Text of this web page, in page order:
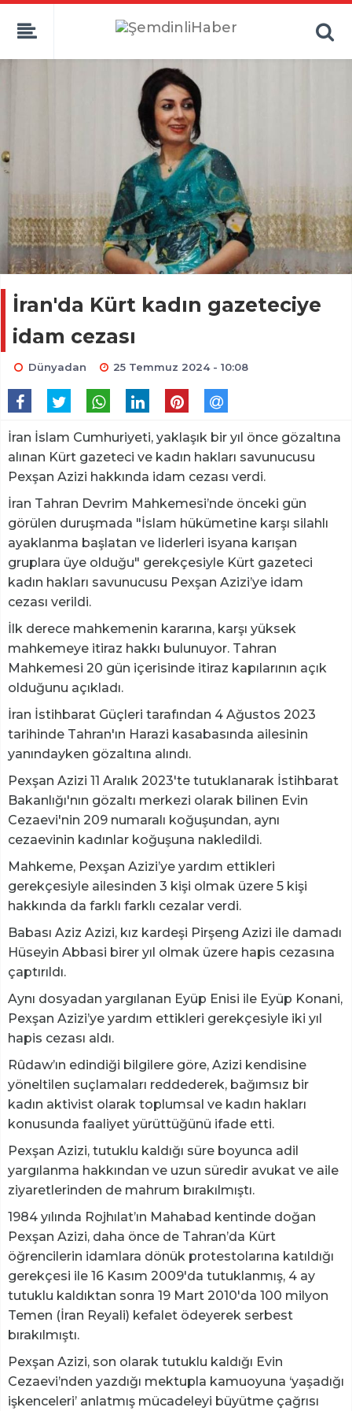
İran'da Kürt kadın gazeteciye
idam cezası
Dünyadan 25 Temmuz 2024 - 10:08
İran İslam Cumhuriyeti, yaklaşık bir yıl önce gözaltına
alınan Kürt gazeteci ve kadın hakları savunucusu
Pexşan Azizi hakkında idam cezası verdi.
İran Tahran Devrim Mahkemesi’nde önceki gün
görülen duruşmada "İslam hükümetine karşı silahlı
ayaklanma başlatan ve liderleri isyana karışan
gruplara üye olduğu" gerekçesiyle Kürt gazeteci
kadın hakları savunucusu Pexşan Azizi’ye idam
cezası verildi.
İlk derece mahkemenin kararına, karşı yüksek
mahkemeye itiraz hakkı bulunuyor. Tahran
Mahkemesi 20 gün içerisinde itiraz kapılarının açık
olduğunu açıkladı.
İran İstihbarat Güçleri tarafından 4 Ağustos 2023
tarihinde Tahran'ın Harazi kasabasında ailesinin
yanındayken gözaltına alındı.
Pexşan Azizi 11 Aralık 2023'te tutuklanarak İstihbarat
Bakanlığı'nın gözaltı merkezi olarak bilinen Evin
Cezaevi'nin 209 numaralı koğuşundan, aynı
cezaevinin kadınlar koğuşuna nakledildi.
Mahkeme, Pexşan Azizi’ye yardım ettikleri
gerekçesiyle ailesinden 3 kişi olmak üzere 5 kişi
hakkında da farklı farklı cezalar verdi.
Babası Aziz Azizi, kız kardeşi Pirşeng Azizi ile damadı
Hüseyin Abbasi birer yıl olmak üzere hapis cezasına
çaptırıldı.
Aynı dosyadan yargılanan Eyüp Enisi ile Eyüp Konani,
Pexşan Azizi’ye yardım ettikleri gerekçesiyle iki yıl
hapis cezası aldı.
Rûdaw’ın edindiği bilgilere göre, Azizi kendisine
yöneltilen suçlamaları reddederek, bağımsız bir
kadın aktivist olarak toplumsal ve kadın hakları
konusunda faaliyet yürüttüğünü ifade etti.
Pexşan Azizi, tutuklu kaldığı süre boyunca adil
yargılanma hakkından ve uzun süredir avukat ve aile
ziyaretlerinden de mahrum bırakılmıştı.
1984 yılında Rojhılat’ın Mahabad kentinde doğan
Pexşan Azizi, daha önce de Tahran’da Kürt
öğrencilerin idamlara dönük protestolarına katıldığı
gerekçesi ile 16 Kasım 2009'da tutuklanmış, 4 ay
tutuklu kaldıktan sonra 19 Mart 2010'da 100 milyon
Temen (İran Reyali) kefalet ödeyerek serbest
bırakılmıştı.
Pexşan Azizi, son olarak tutuklu kaldığı Evin
Cezaevi’nden yazdığı mektupla kamuoyuna ‘yaşadığı
işkenceleri’ anlatmış mücadeleyi büyütme çağrısı